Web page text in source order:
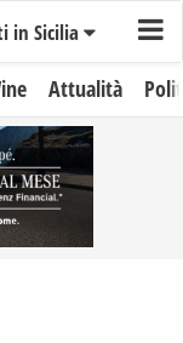
in Sicilia
Attualità